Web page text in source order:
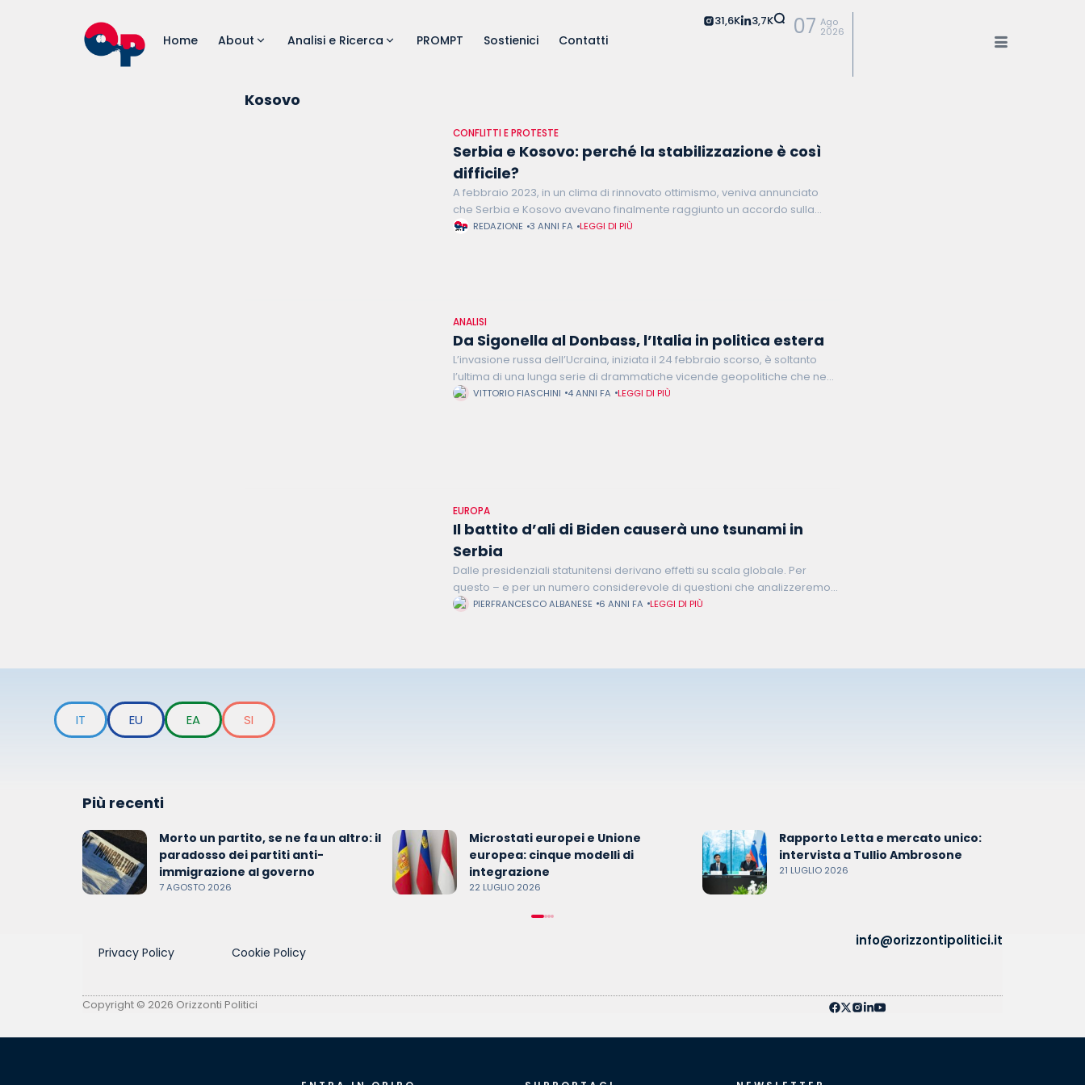
Home About Analisi e Ricerca PROMPT Sostienici Contatti
31,6K 3,7K 07 Ago
2026
Kosovo
CONFLITTI E PROTESTE
Serbia e Kosovo: perché la stabilizzazione è così
difficile?
A febbraio 2023, in un clima di rinnovato ottimismo, veniva annunciato
che Serbia e Kosovo avevano finalmente raggiunto un accordo sulla
normalizzazione dei rapporti. L’intesa tra il presidente serbo Aleksandar
REDAZIONE 3 ANNI FA LEGGI DI PIÙ
ANALISI
Da Sigonella al Donbass, l’Italia in politica estera
L’invasione russa dell’Ucraina, iniziata il 24 febbraio scorso, è soltanto
l’ultima di una lunga serie di drammatiche vicende geopolitiche che negli
ultimi 40 anni hanno avuto importanti ripercussioni anche sul
VITTORIO FIASCHINI 4 ANNI FA LEGGI DI PIÙ
EUROPA
Il battito d’ali di Biden causerà uno tsunami in
Serbia
Dalle presidenziali statunitensi derivano effetti su scala globale. Per
questo – e per un numero considerevole di questioni che analizzeremo
– i riverberi della vittoria del democratico Joe Biden potranno
PIERFRANCESCO ALBANESE 6 ANNI FA LEGGI DI PIÙ
IT EU EA SI
Più recenti
Morto un partito, se ne fa un altro: il
paradosso dei partiti anti-
immigrazione al governo
7 AGOSTO 2026
Microstati europei e Unione
europea: cinque modelli di
integrazione
22 LUGLIO 2026
Rapporto Letta e mercato unico:
intervista a Tullio Ambrosone
21 LUGLIO 2026
Privacy Policy Cookie Policy
info@orizzontipolitici.it
Copyright © 2026 Orizzonti Politici